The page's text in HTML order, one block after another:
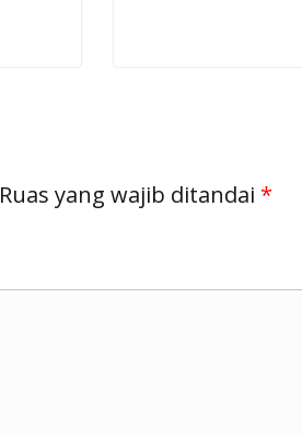
Ruas yang wajib ditandai *